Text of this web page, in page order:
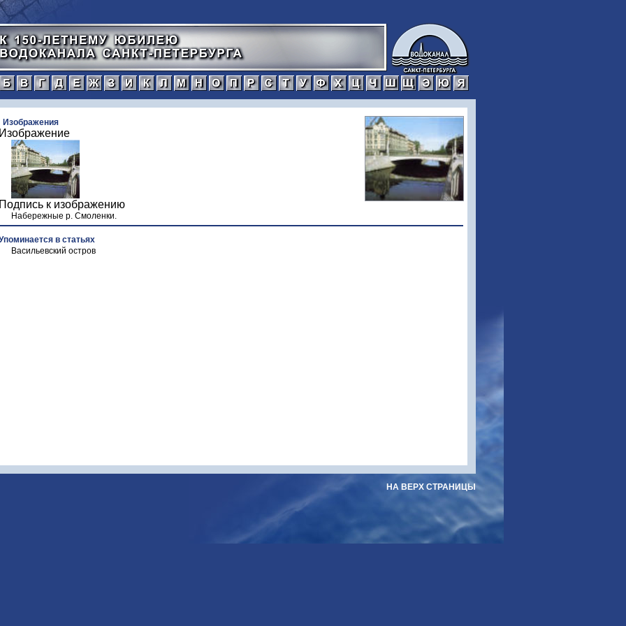
а б в г д е ж з и к л м н о п р с т у ф х ц ч ш
Изображения
Изображение
Подпись к изображению
Набережные р. Смоленки.
в статьях
Васильевский остров
НА ВЕРХ СТРАНИЦЫ